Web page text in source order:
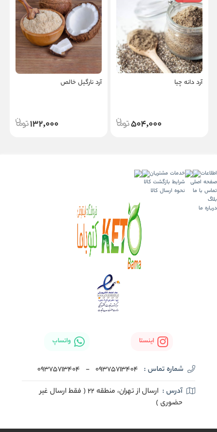
آرد دانه چیا
504,000
آرد نارگیل خالص
132,000
اطلاعات
صفحه اصلی
تماس با ما
بلاگ
درباره ما
خدمات مشتریان
شرایط بازگشت کالا
نحوه ارسال کالا
اینستا واتساپ
شماره تماس : 09375713404
-
09375713404
آدرس :
ارسال از تهران، منطقه 22 ( فقط ارسال غیر
حضوری )